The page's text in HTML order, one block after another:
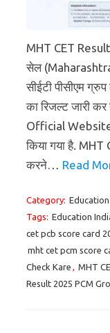
MHT CET
सेल (Maharashtra
सीईटी पीसीएम
का रिजल्ट जारी
Official
किया गया है.
करने… Read
Category:
Tags: Education
cet pcb score card
mht cet pcm score
Check Kare , MHT
Result 2025 PCM